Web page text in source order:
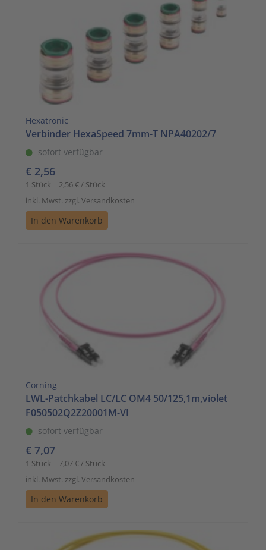
Hexatronic
Verbinder HexaSpeed 7mm-T NPA40202/7
sofort verfügbar
€ 2,56
1 Stück | 2,56 € / Stück
inkl. Mwst. zzgl. Versandkosten
In den Warenkorb
Corning
LWL-Patchkabel LC/LC OM4 50/125,1m,violet
F050502Q2Z20001M-VI
sofort verfügbar
€ 7,07
1 Stück | 7,07 € / Stück
inkl. Mwst. zzgl. Versandkosten
In den Warenkorb